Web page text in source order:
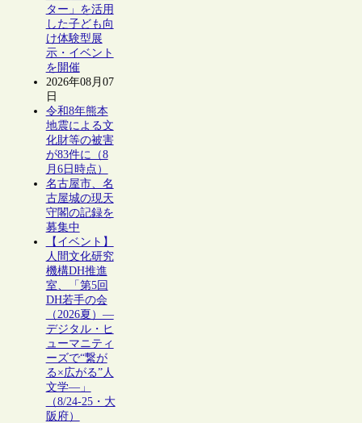
ター」を活用
した子ども向
け体験型展
示・イベント
を開催
2026年08月07
日
令和8年熊本
地震による文
化財等の被害
が83件に（8
月6日時点）
名古屋市、名
古屋城の現天
守閣の記録を
募集中
【イベント】
人間文化研究
機構DH推進
室、「第5回
DH若手の会
（2026夏）―
デジタル・ヒ
ューマニティ
ーズで“繋が
る×広がる”人
文学―」
（8/24-25・大
阪府）